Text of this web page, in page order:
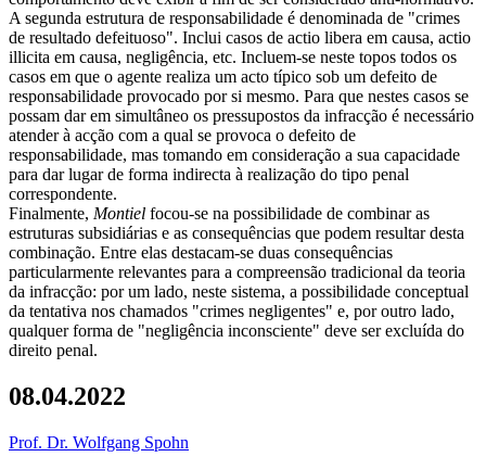
A segunda estrutura de responsabilidade é denominada de "crimes
de resultado defeituoso". Inclui casos de actio libera em causa, actio
illicita em causa, negligência, etc. Incluem-se neste topos todos os
casos em que o agente realiza um acto típico sob um defeito de
responsabilidade provocado por si mesmo. Para que nestes casos se
possam dar em simultâneo os pressupostos da infracção é necessário
atender à acção com a qual se provoca o defeito de
responsabilidade, mas tomando em consideração a sua capacidade
para dar lugar de forma indirecta à realização do tipo penal
correspondente.
Finalmente, Montiel focou-se na possibilidade de combinar as
estruturas subsidiárias e as consequências que podem resultar desta
combinação. Entre elas destacam-se duas consequências
particularmente relevantes para a compreensão tradicional da teoria
da infracção: por um lado, neste sistema, a possibilidade conceptual
da tentativa nos chamados "crimes negligentes" e, por outro lado,
qualquer forma de "negligência inconsciente" deve ser excluída do
direito penal.
08.04.2022
Prof. Dr. Wolfgang Spohn